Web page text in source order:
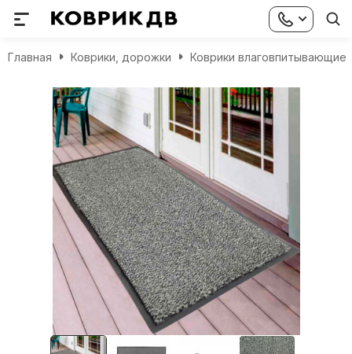
Главная Коврики, дорожки Коврики влаговпитывающие